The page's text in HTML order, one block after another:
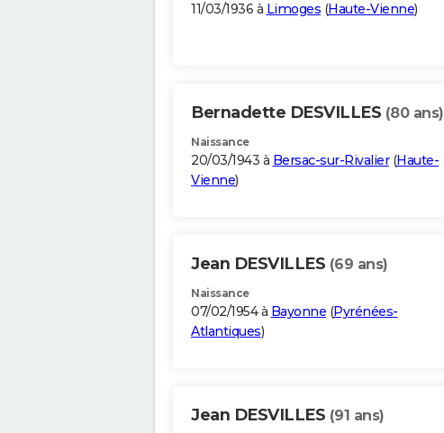
11/03/1936 à Limoges (Haute-Vienne)
Bernadette DESVILLES (80 ans)
Naissance
20/03/1943 à Bersac-sur-Rivalier(Haute-
Vienne)
Jean DESVILLES (69 ans)
Naissance
07/02/1954 à Bayonne (Pyrénées-
Atlantiques)
Jean DESVILLES (91 ans)